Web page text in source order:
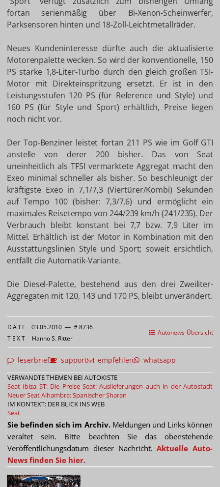
fortan serienmäßig über Bi-Xenon-Scheinwerfer,
Parksensoren hinten und 18-Zoll-Leichtmetallräder.
Neues Kundeninteresse dürfte auch die aktualisierte
Motorenpalette wecken. So wird der konventionelle, 150
PS starke 1,8-Liter-Turbo durch den gleich großen TSI-
Motor mit Direkteinspritzung ersetzt. Er ist in den
Leistungsstufen 120 PS (für Reference und Style) und
160 PS (für Style und Sport) erhältlich, Preise liegen
noch nicht vor.
Der Top-Benziner leistet fortan 211 PS wie im Golf GTI
anstelle von derer 200 bisher. Das von Seat
uneinheitlich als TFSI vermarktete Aggregat macht den
Exeo minimal schneller als bisher. So beschleunigt der
kräftigste Exeo in 7,1/7,3 (Viertürer/Kombi) Sekunden
auf Tempo 100 (bisher: 7,3/7,6) und ermöglicht ein
maximales Reisetempo von 244/239 km/h (241/235). Der
Verbrauch bleibt konstant bei 7,7 bzw. 7,9 Liter im
Mittel. Erhältlich ist der Motor in Kombination mit den
Ausstattungslinien Style und Sport; soweit ersichtlich,
entfällt die Automatik-Variante.
Die Diesel-Palette, bestehend aus den drei Zweiliter-
Aggregaten mit 120, 143 und 170 PS, bleibt unverändert.
Autonews-Übersicht
DATE 03.05.2010 — # 8736
TEXT Hanno S. Ritter
leserbrief support empfehlen whatsapp
VERWANDTE THEMEN BEI AUTOKISTE
Seat Ibiza ST: Die Preise Seat: Auslieferungen auch in der Autostadt
Neuer Seat Alhambra: Spanischer Sharan
IM KONTEXT: DER BLICK INS WEB
Seat
Sie befinden sich im Archiv.Meldungen und Links können
veraltet sein. Bitte beachten Sie das obenstehende
Veröffentlichungsdatum dieser Nachricht.Aktuelle Auto-
News finden Sie hier.